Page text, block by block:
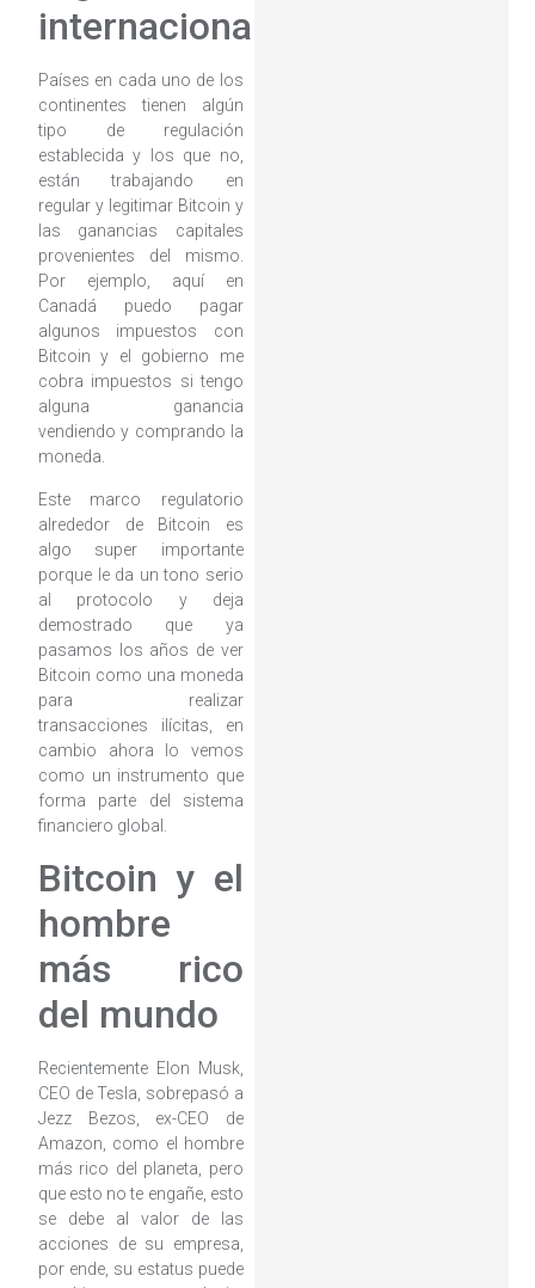
internacional
Países en cada uno de los
continentes tienen algún
tipo de regulación
establecida y los que no,
están trabajando en
regular y legitimar Bitcoin y
las ganancias capitales
provenientes del mismo.
Por ejemplo, aquí en
Canadá puedo pagar
algunos impuestos con
Bitcoin y el gobierno me
cobra impuestos si tengo
alguna ganancia
vendiendo y comprando la
moneda.
Este marco regulatorio
alrededor de Bitcoin es
algo super importante
porque le da un tono serio
al protocolo y deja
demostrado que ya
pasamos los años de ver
Bitcoin como una moneda
para realizar
transacciones ilícitas, en
cambio ahora lo vemos
como un instrumento que
forma parte del sistema
financiero global.
Bitcoin y el
hombre
más rico
del mundo
Recientemente Elon Musk,
CEO de Tesla, sobrepasó a
Jezz Bezos, ex-CEO de
Amazon, como el hombre
más rico del planeta, pero
que esto no te engañe, esto
se debe al valor de las
acciones de su empresa,
por ende, su estatus puede